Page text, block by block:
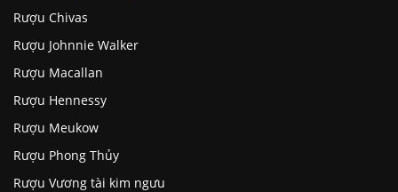
Rượu Chivas
Rượu Johnnie Walker
Rượu Macallan
Rượu Hennessy
Rượu Meukow
Rượu Phong Thủy
Rượu Vương tài kim ngưu